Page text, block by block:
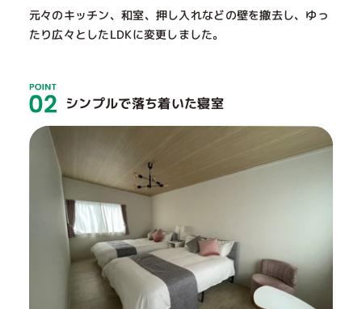
元々のキッチン、和室、押し入れなどの壁を撤去し、ゆっ
たり広々としたLDKに変更しました。
シンプルで落ち着いた寝室